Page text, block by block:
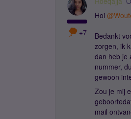
+7
Hoi
Bedankt
zorgen, ik
dan heb je
nummer,
gewoon
Zou je mij
mail